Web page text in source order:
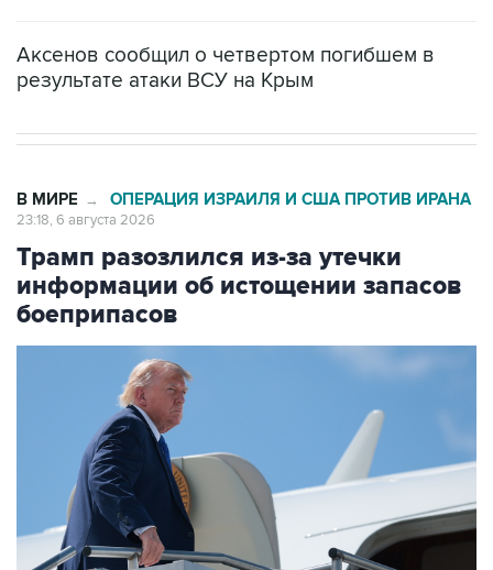
Аксенов сообщил о четвертом погибшем в
результате атаки ВСУ на Крым
В МИРЕ → ОПЕРАЦИЯ ИЗРАИЛЯ И США ПРОТИВ ИРАНА
23:18, 6 августа 2026
Трамп разозлился из-за утечки
информации об истощении запасов
боеприпасов